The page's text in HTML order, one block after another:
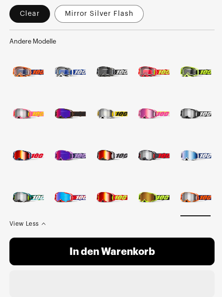
Clear Mirror Silver Flash
Andere Modelle
View Less
In den Warenkorb